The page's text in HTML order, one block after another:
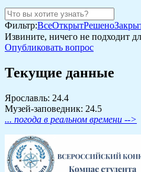
Фильтр:ВсеОткрытРешено
Извините, ничего не подходит
Опубликовать вопрос
Текущие данные
Ярославль: 24.4
Музей-заповедник: 24.5
... погода в реальном времени -->